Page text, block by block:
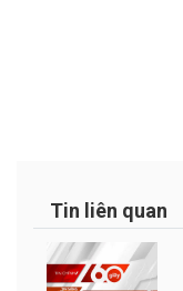
Tin liên quan